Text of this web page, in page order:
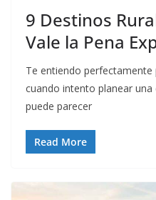
9 Destinos
Vale la Pena
Te entiendo
cuando intento planear una
puede parecer
Read More